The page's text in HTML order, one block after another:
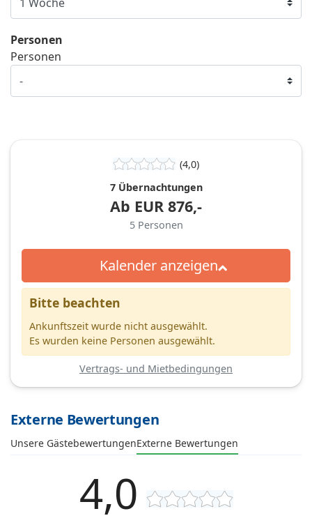
Personen
Personen
(4,0)
7 Übernachtungen
Ab EUR 876,-
5 Personen
Kalender anzeigen
Bitte beachten
Ankunftszeit wurde nicht ausgewählt.
Es wurden keine Personen ausgewählt.
Vertrags- und Mietbedingungen
Externe Bewertungen
Unsere GästebewertungenExterne Bewertungen
4,0